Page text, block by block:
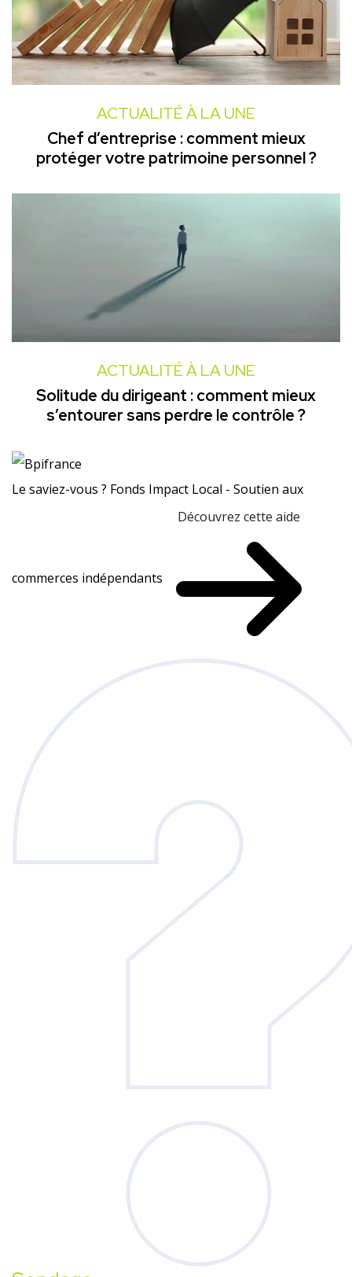
ACTUALITÉ À LA UNE
Chef d’entreprise : comment mieux
protéger votre patrimoine personnel ?
ACTUALITÉ À LA UNE
Solitude du dirigeant : comment mieux
s’entourer sans perdre le contrôle ?
Le saviez-vous ? Fonds Impact Local - Soutien aux
commerces indépendants
Découvrez cette aide